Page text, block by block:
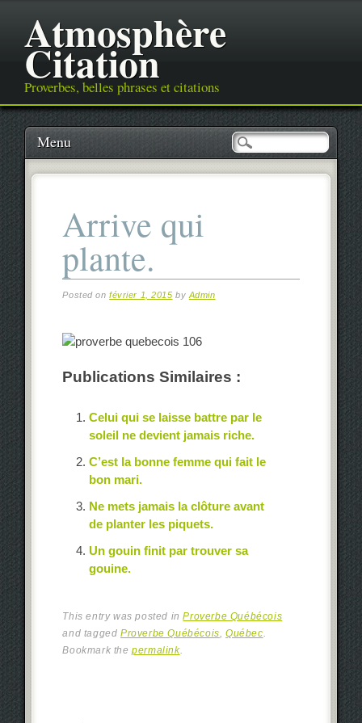
Atmosphère
Citation
Proverbes, belles phrases et citations
Main menu
Skip
content
Menu
Arrive qui
plante.
Posted onfévrier 1, 2015 byAdmin
Publications Similaires :
Celui qui se laisse battre par le
soleil ne devient jamais riche.
C’est la bonne femme qui fait le
bon mari.
Ne mets jamais la clôture avant
de planter les piquets.
Un gouin finit par trouver sa
gouine.
This entry was posted inProverbe Québécois
and taggedProverbe Québécois,Québec.
Bookmark thepermalink.